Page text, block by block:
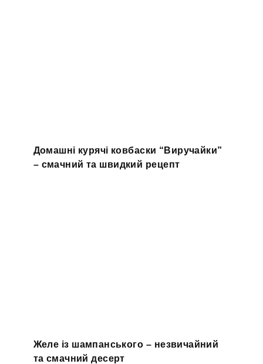
Домашні курячі ковбаски “Виручайки”
– смачний та швидкий рецепт
Желе із шампанського – незвичайний
та смачний десерт